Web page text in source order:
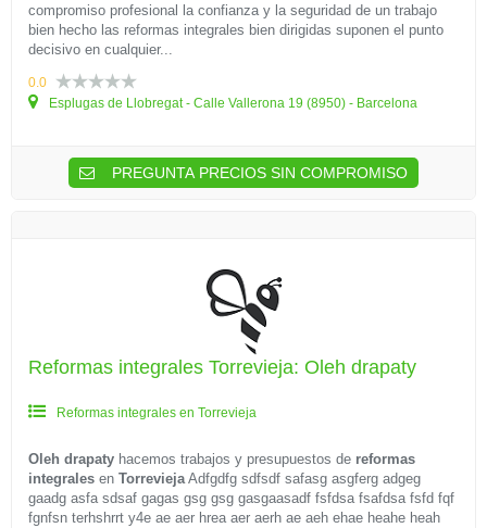
compromiso profesional la confianza y la seguridad de un trabajo
bien hecho las reformas integrales bien dirigidas suponen el punto
decisivo en cualquier...
0.0
Esplugas de Llobregat - Calle Vallerona 19 (8950) - Barcelona
PREGUNTA PRECIOS SIN COMPROMISO
Reformas integrales Torrevieja: Oleh drapaty
Reformas integrales en Torrevieja
Oleh drapaty hacemos trabajos y presupuestos de reformas
integrales en TorreviejaAdfgdfg sdfsdf safasg asgferg adgeg
gaadg asfa sdsaf gagas gsg gsg gasgaasadf fsfdsa fsafdsa fsfd fqf
fgnfsn terhshrrt y4e ae aer hrea aer aerh ae aeh ehae heahe heah